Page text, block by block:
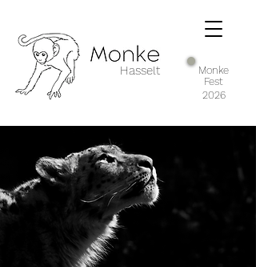
Hasselt
Monke
Fest
2026